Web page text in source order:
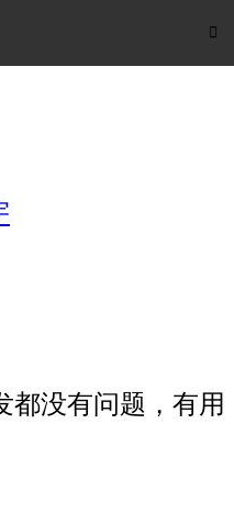

都没有问题，有用